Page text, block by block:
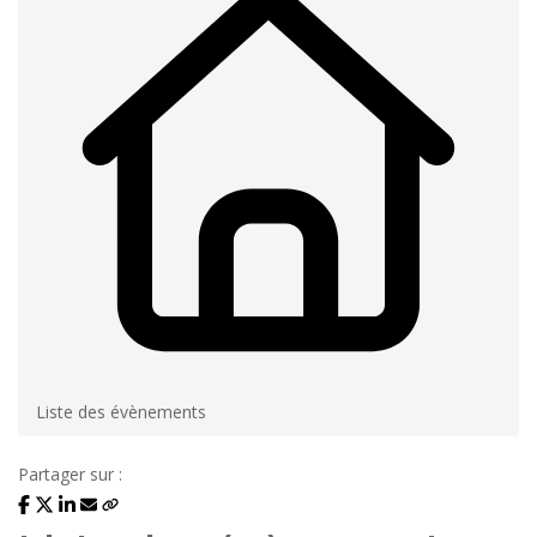
Liste des évènements
Partager sur :